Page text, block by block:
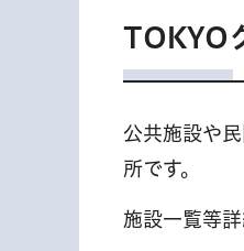
TOKYO
公共施設や
所です。
施設一覧等詳